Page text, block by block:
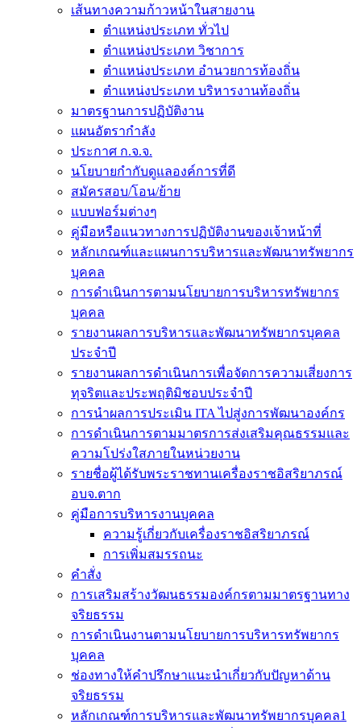
เส้นทางความก้าวหน้าในสายงาน
ตำแหน่งประเภท ทั่วไป
ตำแหน่งประเภท วิชาการ
ตำแหน่งประเภท อำนวยการท้องถิ่น
ตำแหน่งประเภท บริหารงานท้องถิ่น
มาตรฐานการปฏิบัติงาน
แผนอัตรากำลัง
ประกาศ ก.จ.จ.
นโยบายกำกับดูแลองค์การที่ดี
สมัครสอบ/โอน/ย้าย
แบบฟอร์มต่างๆ
คู่มือหรือแนวทางการปฏิบัติงานของเจ้าหน้าที่
หลักเกณฑ์และแผนการบริหารและพัฒนาทรัพยากร
บุคคล
การดำเนินการตามนโยบายการบริหารทรัพยากร
บุคคล
รายงานผลการบริหารและพัฒนาทรัพยากรบุคคล
ประจำปี
รายงานผลการดำเนินการเพื่อจัดการความเสี่ยงการ
ทุจริตและประพฤติมิชอบประจำปี
การนำผลการประเมิน ITA ไปสู่งการพัฒนาองค์กร
การดำเนินการตามมาตรการส่งเสริมคุณธรรมและ
ความโปร่งใสภายในหน่วยงาน
รายชื่อผู้ได้รับพระราชทานเครื่องราชอิสริยาภรณ์
อบจ.ตาก
คู่มือการบริหารงานบุคคล
ความรู้เกี่ยวกับเครื่องราชอิสริยาภรณ์
การเพิ่มสมรรถนะ
คำสั่ง
การเสริมสร้างวัฒนธรรมองค์กรตามมาตรฐานทาง
จริยธรรม
การดำเนินงานตามนโยบายการบริหารทรัพยากร
บุคคล
ช่องทางให้คำปรึกษาแนะนำเกี่ยวกับปัญหาด้าน
จริยธรรม
หลักเกณฑ์การบริหารและพัฒนาทรัพยากรบุคคล1